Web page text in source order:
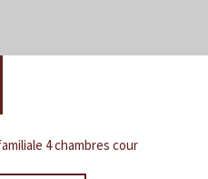
4 chambres cour